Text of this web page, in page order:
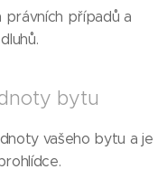
právních případů a
bytu
vašeho bytu a je